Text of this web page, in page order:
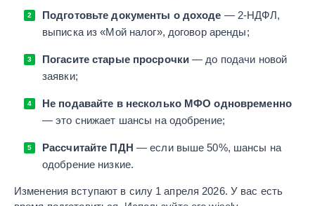
Подготовьте документы о доходе — 2-НДФЛ,
выписка из «Мой налог», договор аренды;
Погасите старые просрочки — до подачи новой
заявки;
Не подавайте в несколько МФО одновременно
— это снижает шансы на одобрение;
Рассчитайте ПДН — если выше 50%, шансы на
одобрение низкие.
Изменения вступают в силу 1 апреля 2026. У вас есть